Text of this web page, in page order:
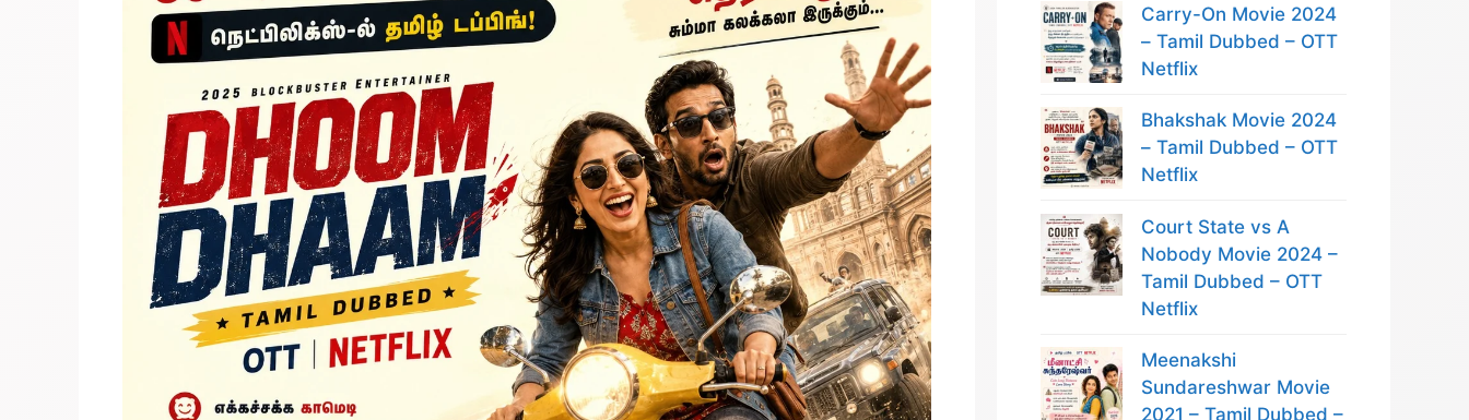
Carry-On Movie 2024
– Tamil Dubbed – OTT
Netflix
Bhakshak Movie 2024
– Tamil Dubbed – OTT
Netflix
Court State vs A
Nobody Movie 2024 –
Tamil Dubbed – OTT
Netflix
Meenakshi
Sundareshwar Movie
2021 – Tamil Dubbed –